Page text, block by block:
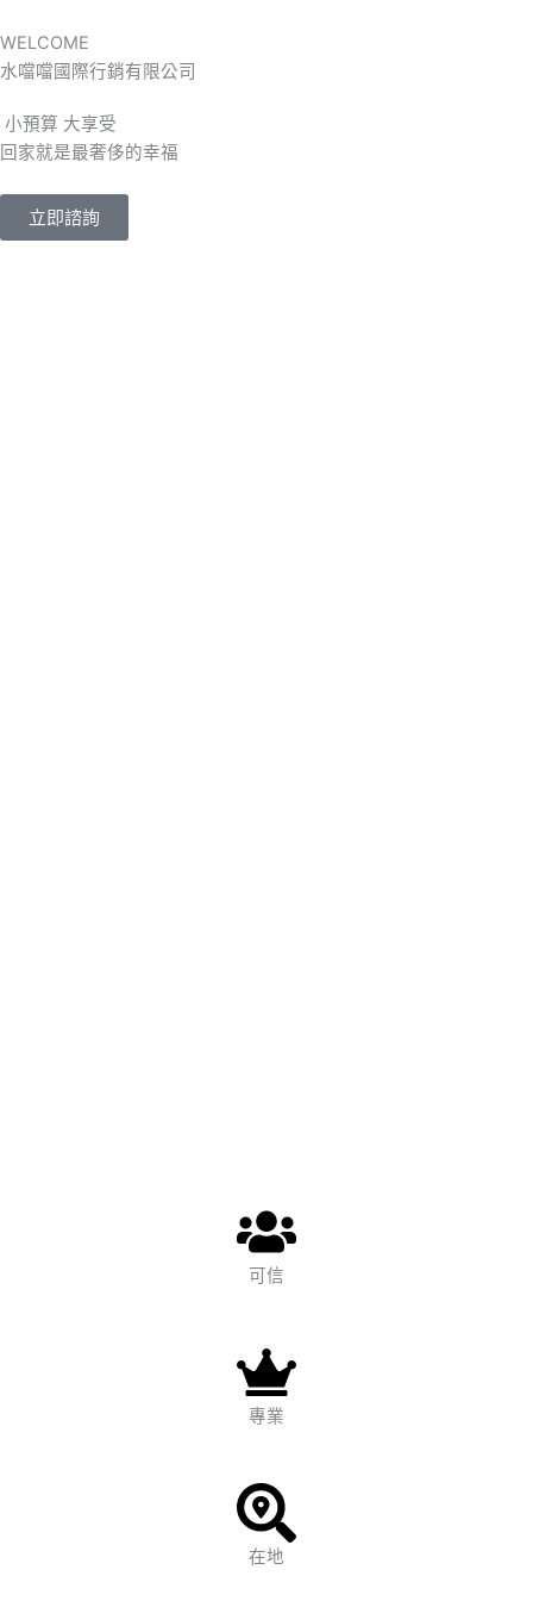
至
主
內
容
WELCOME
水噹噹國際行銷有限公司
小預算 大享受
回家就是最奢侈的幸福
立即諮詢
可信
專業
在地